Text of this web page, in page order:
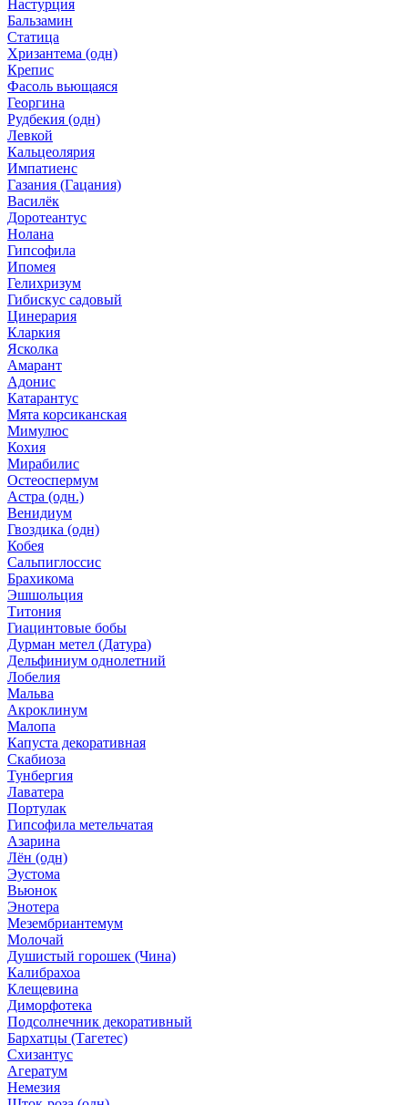
Настурция
Бальзамин
Статица
Хризантема (одн)
Крепис
Фасоль вьющаяся
Георгина
Рудбекия (одн)
Левкой
Кальцеолярия
Импатиенс
Газания (Гацания)
Василёк
Доротеантус
Нолана
Гипсофила
Ипомея
Гелихризум
Гибискус садовый
Цинерария
Кларкия
Ясколка
Амарант
Адонис
Катарантус
Мята корсиканская
Мимулюс
Кохия
Мирабилис
Остеоспермум
Астра (одн.)
Венидиум
Гвоздика (одн)
Кобея
Сальпиглоссис
Брахикома
Эшшольция
Титония
Гиацинтовые бобы
Дурман метел (Датура)
Дельфиниум однолетний
Лобелия
Мальва
Акроклинум
Малопа
Капуста декоративная
Скабиоза
Тунбергия
Лаватера
Портулак
Гипсофила метельчатая
Азарина
Лён (одн)
Эустома
Вьюнок
Энотера
Мезембриантемум
Молочай
Душистый горошек (Чина)
Калибрахоа
Клещевина
Диморфотека
Подсолнечник декоративный
Бархатцы (Тагетес)
Схизантус
Агератум
Немезия